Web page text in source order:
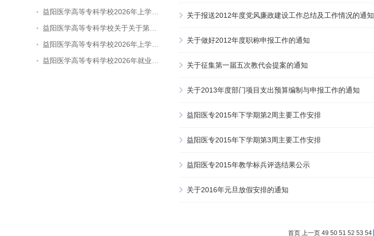
益阳医学高等专科学校2026年上学…
益阳医学高等专科学校关于关于第…
益阳医学高等专科学校2026年上学…
益阳医学高等专科学校2026年就业…
关于报送2012年度党风廉政建设工作总结及工作情况的通知
关于做好2012年度职称申报工作的通知
关于征集第一届五次教代会提案的通知
关于2013年度部门项目支出预算编制与申报工作的通知
益阳医专2015年下学期第2周主要工作安排
益阳医专2015年下学期第3周主要工作安排
益阳医专2015年教学标兵评选结果公示
关于2016年元旦放假安排的通知
首页 上一页 49 50 51 52 53 54